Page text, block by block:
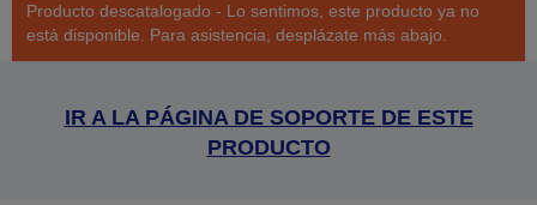
Producto descatalogado - Lo sentimos, este producto ya no
está disponible. Para asistencia, desplázate más abajo.
IR A LA PÁGINA DE SOPORTE DE ESTE
PRODUCTO